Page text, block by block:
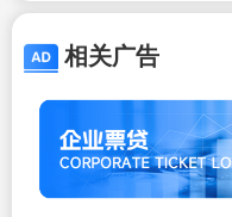
相关广告